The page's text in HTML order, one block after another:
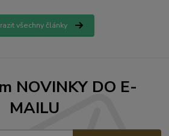
všechny články
NOVINKY DO E-
MAILU